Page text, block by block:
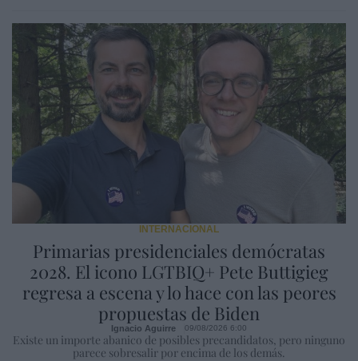
Primarias presidenciales demócratas
2028. El icono LGTBIQ+ Pete Buttigieg
regresa a escena y lo hace con las peores
propuestas de Biden
INTERNACIONAL
Ignacio Aguirre 09/08/2026 6:00
Existe un importe abanico de posibles precandidatos, pero ninguno
parece sobresalir por encima de los demás.